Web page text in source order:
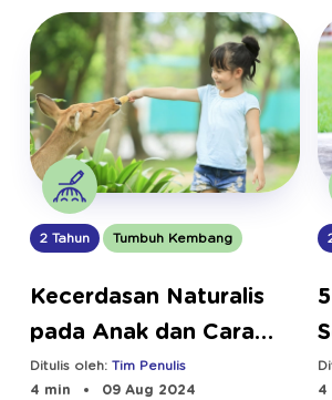
2 Tahun Tumbuh Kembang
Kecerdasan Naturalis
pada Anak dan Cara
Mengoptimalkannya
Ditulis oleh: Tim Penulis
4 min
09 Aug 2024
4